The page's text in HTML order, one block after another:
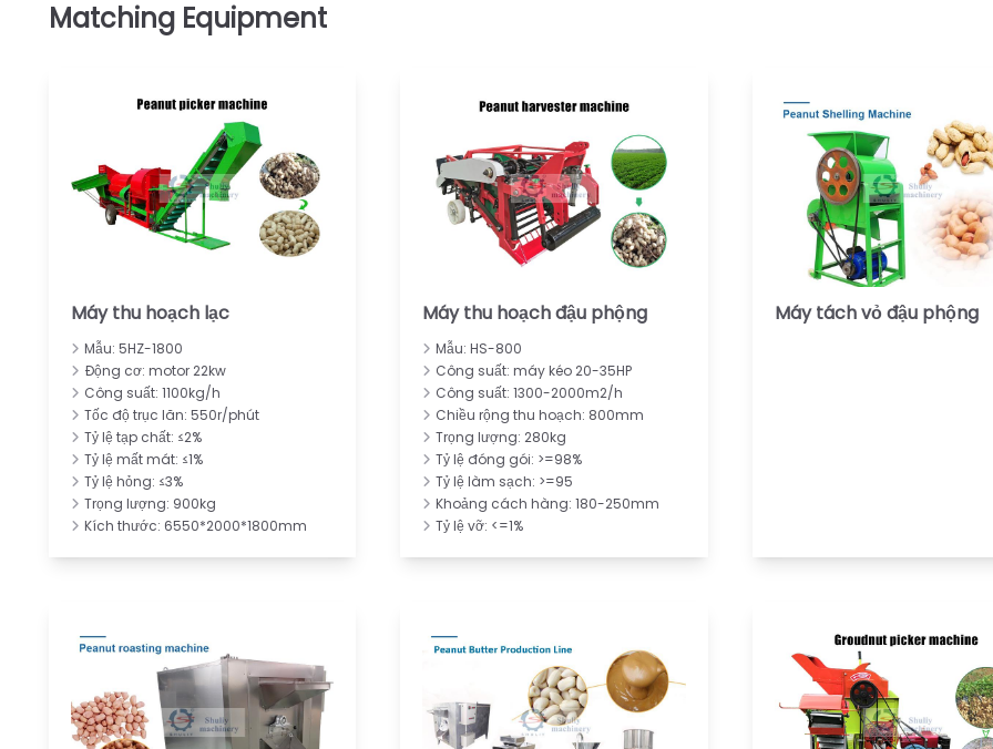
Máy thu hoạch lạc
Mẫu: 5HZ-1800
Động cơ: motor 22kw
Công suất: 1100kg/h
Tốc độ trục lăn: 550r/phút
Tỷ lệ tạp chất: ≤2%
Tỷ lệ mất mát: ≤1%
Tỷ lệ hỏng: ≤3%
Trọng lượng: 900kg
Kích thước: 6550*2000*1800mm
Máy thu hoạch đậu phộng
Mẫu: HS-800
Công suất: máy kéo 20-35HP
Công suất: 1300-2000m2/h
Chiều rộng thu hoạch: 800mm
Trọng lượng: 280kg
Tỷ lệ đóng gói: >=98%
Tỷ lệ làm sạch: >=95
Khoảng cách hàng: 180-250mm
Tỷ lệ vỡ: <=1%
Máy tách vỏ đậu phộng